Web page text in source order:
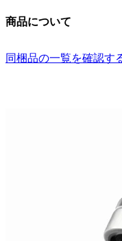
商品について
同梱品の一覧を確認す